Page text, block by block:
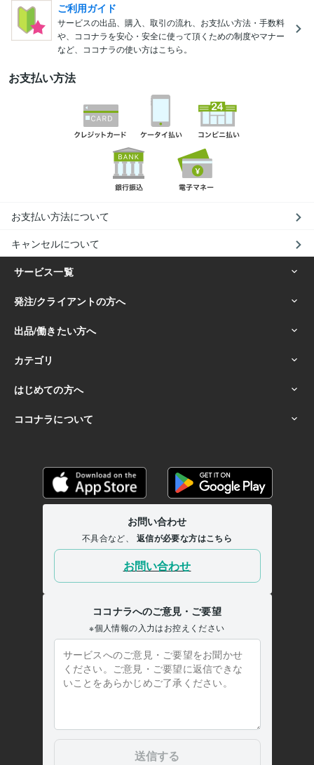
ご利用ガイド
サービスの出品、購入、取引の流れ、お支払い方法・手数料
や、ココナラを安心・安全に使って頂くための制度やマナー
など、ココナラの使い方はこちら。
お支払い方法
お支払い方法について
キャンセルについて